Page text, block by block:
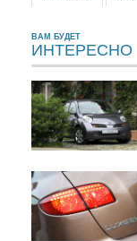
ВАМ БУДЕТ
ИНТЕРЕСНО